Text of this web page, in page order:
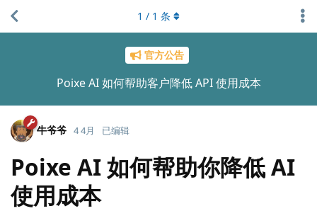
官方公告
Poixe AI 如何帮助客户降低 API 使用成本
1 / 1 条
牛爷爷 4 4月 已编辑
Poixe AI 如何帮助你降低 AI
使用成本